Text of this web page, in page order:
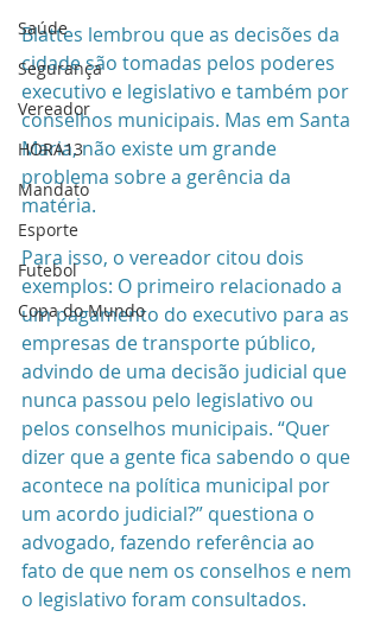
Saúde
Segurança
Vereador
HORA13
Mandato
Esporte
Futebol
Copa do Mundo
Blattes lembrou que as decisões da
cidade são tomadas pelos poderes
executivo e legislativo e também por
conselhos municipais. Mas em Santa
Maria, não existe um grande
problema sobre a gerência da
matéria.
Para isso, o vereador citou dois
exemplos: O primeiro relacionado a
um pagamento do executivo para as
empresas de transporte público,
advindo de uma decisão judicial que
nunca passou pelo legislativo ou
pelos conselhos municipais. “Quer
dizer que a gente fica sabendo o que
acontece na política municipal por
um acordo judicial?” questiona o
advogado, fazendo referência ao
fato de que nem os conselhos e nem
o legislativo foram consultados.